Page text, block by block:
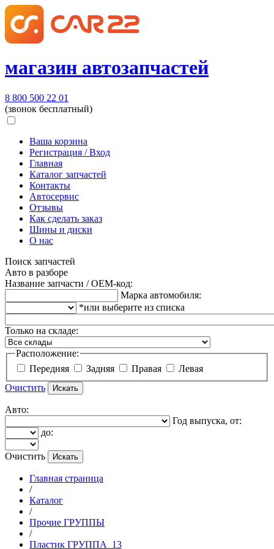
магазин автозапчастей
8 800 500 22 01
(звонок бесплатный)
Ваша корзина
Регистрация / Вход
Главная
Каталог запчастей
Контакты
Автосервис
Отзывы
Как сделать заказ
Шины и диски
О нас
Поиск запчастей
Авто в разборе
Название запчасти / OEM-код:
Марка автомобиля:
*или выберите из списка
Только на складе:
Расположение:
Передняя
Задняя Правая
Левая
Очистить
Авто:
Год выпуска, от:
до:
Очистить
Главная страница
/
Каталог
/
Прочие ГРУППЫ
/
Пластик ГРУППА_13